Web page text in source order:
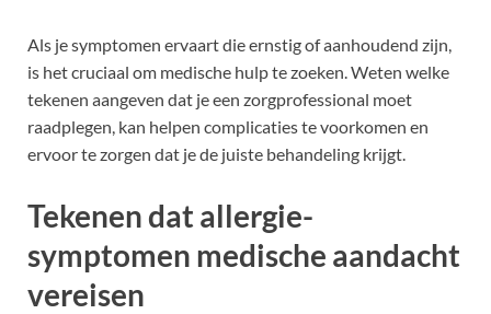
Als je symptomen ervaart die ernstig of aanhoudend zijn,
is het cruciaal om medische hulp te zoeken. Weten welke
tekenen aangeven dat je een zorgprofessional moet
raadplegen, kan helpen complicaties te voorkomen en
ervoor te zorgen dat je de juiste behandeling krijgt.
Tekenen dat allergie-
symptomen medische aandacht
vereisen